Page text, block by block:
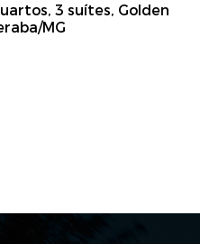
3 suítes, Golden
MG